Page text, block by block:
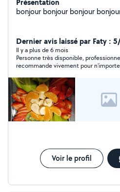
bonjour bonjour bonjour
Dernier avis laissé par Faty :
Il y a plus de 6 mois
Personne très disponible,
recommande vivement
Voir le profil